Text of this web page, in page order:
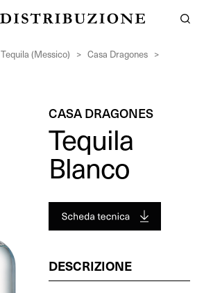
Tequila (Messico) > Casa Dragones >
CASA DRAGONES
Tequila
Blanco
DESCRIZIONE